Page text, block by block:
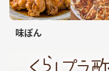
味ぽん